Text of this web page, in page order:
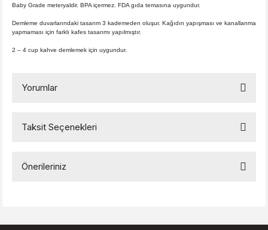
Baby Grade meteryaldir. BPA içermez. FDA gıda temasına uygundur.
Demleme duvarlarındaki tasarım 3 kademeden oluşur. Kağıdın yapışması ve kanallanma
yapmaması için farklı kafes tasarımı yapılmıştır.
2 – 4 cup kahve demlemek için uygundur.
Yorumlar
Taksit Seçenekleri
Önerileriniz